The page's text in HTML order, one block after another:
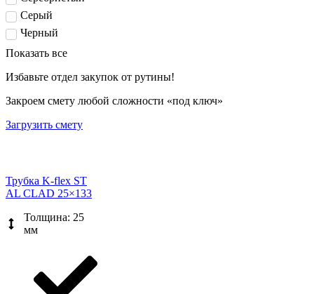
Серый
Черный
Показать все
Избавьте отдел закупок от рутины!
Закроем смету любой сложности «под ключ»
Загрузить смету
Трубка K-flex ST
AL CLAD 25×133
Толщина: 25
мм